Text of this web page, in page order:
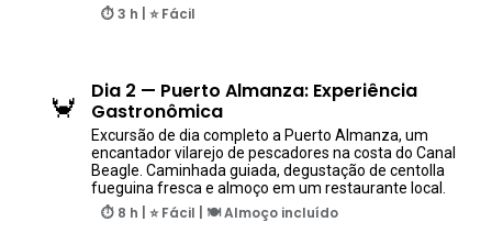
⏱ 3 h | ⭐ Fácil
🦀
Dia 2 — Puerto Almanza: Experiência
Gastronômica
Excursão de dia completo a Puerto Almanza, um
encantador vilarejo de pescadores na costa do Canal
Beagle. Caminhada guiada, degustação de centolla
fueguina fresca e almoço em um restaurante local.
⏱ 8 h | ⭐ Fácil | 🍽️ Almoço incluído